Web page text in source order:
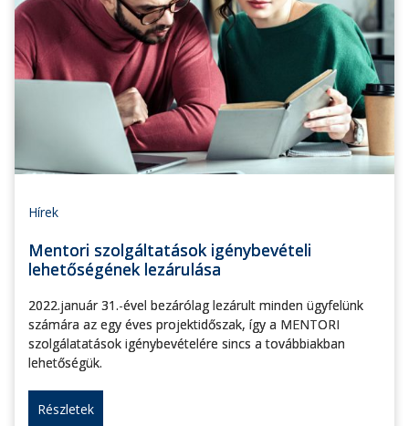
Hírek
Mentori szolgáltatások igénybevételi
lehetőségének lezárulása
2022.január 31.-ével bezárólag lezárult minden ügyfelünk
számára az egy éves projektidőszak, így a MENTORI
szolgálatatások igénybevételére sincs a továbbiakban
lehetőségük.
Részletek